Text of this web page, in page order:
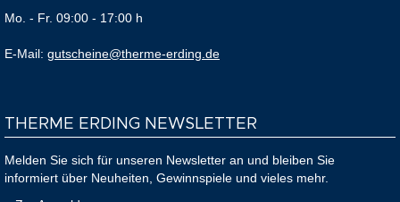
Mo. - Fr. 09:00 - 17:00 h
E-Mail: gutscheine@therme-erding.de
THERME ERDING NEWSLETTER
Melden Sie sich für unseren Newsletter an und bleiben Sie
informiert über Neuheiten, Gewinnspiele und vieles mehr.